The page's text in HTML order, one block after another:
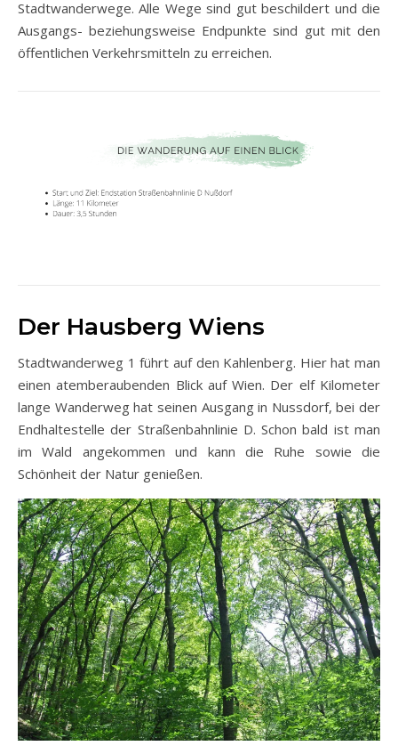
Stadtwanderwege. Alle Wege sind gut beschildert und die
Ausgangs- beziehungsweise Endpunkte sind gut mit den
öffentlichen Verkehrsmitteln zu erreichen.
Der Hausberg Wiens
Stadtwanderweg 1 führt auf den Kahlenberg. Hier hat man
einen atemberaubenden Blick auf Wien. Der elf Kilometer
lange Wanderweg hat seinen Ausgang in Nussdorf, bei der
Endhaltestelle der Straßenbahnlinie D. Schon bald ist man
im Wald angekommen und kann die Ruhe sowie die
Schönheit der Natur genießen.